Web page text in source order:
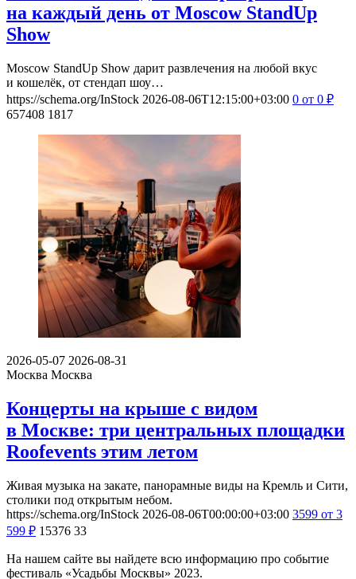
на каждый день от Moscow StandUp
Show
Moscow StandUp Show дарит развлечения на любой вкус
и кошелёк, от стендап шоу…
https://schema.org/InStock 2026-08-06T12:15:00+03:00 0 от 0 ₽
657408 1817
2026-05-07 2026-08-31
Москва Москва
Концерты на крыше с видом
в Москве: три центральных площадки
Roofevents этим летом
Живая музыка на закате, панорамные виды на Кремль и Сити,
столики под открытым небом.
https://schema.org/InStock 2026-08-06T00:00:00+03:00 3599 от 3
599 ₽ 15376 33
На нашем сайте вы найдете всю информацию про событие
фестиваль «Усадьбы Москвы» 2023.